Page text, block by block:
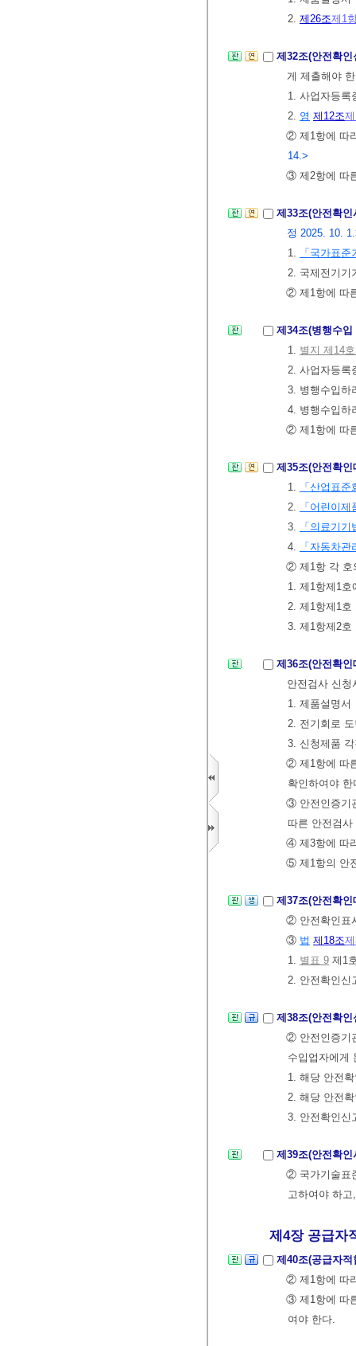
2. 제26조제1
제32조(안전확
게 제출해야
1. 사업자등록
2. 영 제12조
② 제1항에 따
14.>
③ 제2항에 따
제33조(안전확
정 2025. 10.
1.
「국가표
2. 국제전기기
② 제1항에 따
제34조(병행수
1. 별지 제14
2. 사업자등록
3. 병행수입하
4. 병행수입하
② 제1항에 따
제35조(안전확
1.
「산업표준
2.
「어린이
3.
「의료기기
4.
「자동차관
② 제1항 각 호
1. 제1항제1
2. 제1항제1호
3. 제1항제2호
제36조(안전확
안전검사 신
1. 제품설명서
2. 전기회로
3. 신청제품
② 제1항에 따
확인하여야 한
③ 안전인증기
따른 안전검
④ 제3항에 따
⑤ 제1항의 안
제37조(안전확
② 안전확인표
③ 법 제18조
1. 별표 9 제1
2. 안전확인신
제38조(안전확
② 안전인증기
수입업자에게
1. 해당 안전
2. 해당 안전
3. 안전확인신
제39조(안전확
② 국가기술표
고하여야 하
제4장 공급자적
제40조(공급자
② 제1항에 따
③ 제1항에 따
여야 한다.